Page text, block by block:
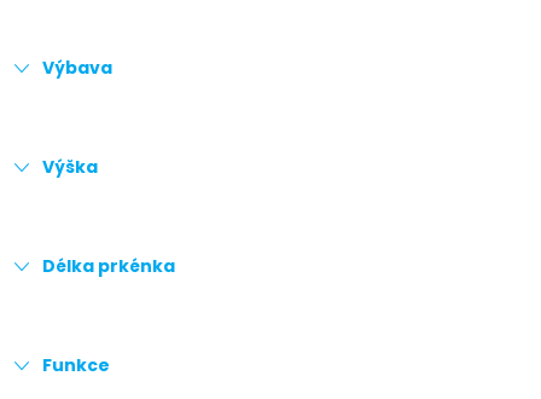
Výbava
Výška
Délka prkénka
Funkce